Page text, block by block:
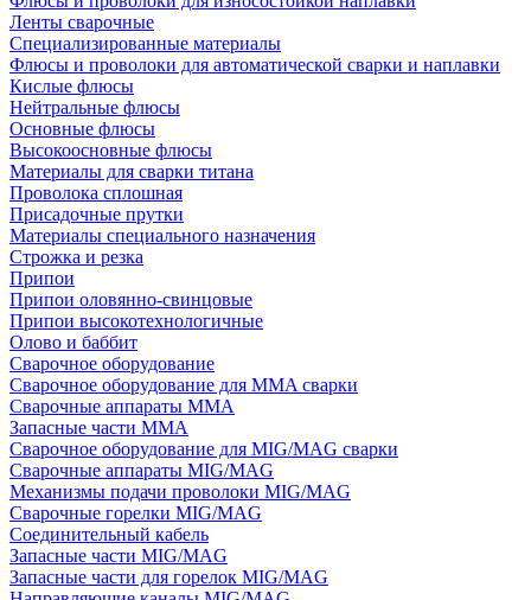
Ленты сварочные
Специализированные материалы
Флюсы и проволоки для автоматической сварки и наплавки
Кислые флюсы
Нейтральные флюсы
Основные флюсы
Высокоосновные флюсы
Материалы для сварки титана
Проволока сплошная
Присадочные прутки
Материалы специального назначения
Строжка и резка
Припои
Припои оловянно-свинцовые
Припои высокотехнологичные
Олово и баббит
Сварочное оборудование
Сварочное оборудование для MMA сварки
Сварочные аппараты MMA
Запасные части MMA
Сварочное оборудование для MIG/MAG сварки
Сварочные аппараты MIG/MAG
Механизмы подачи проволоки MIG/MAG
Сварочные горелки MIG/MAG
Соединительный кабель
Запасные части MIG/MAG
Запасные части для горелок MIG/MAG